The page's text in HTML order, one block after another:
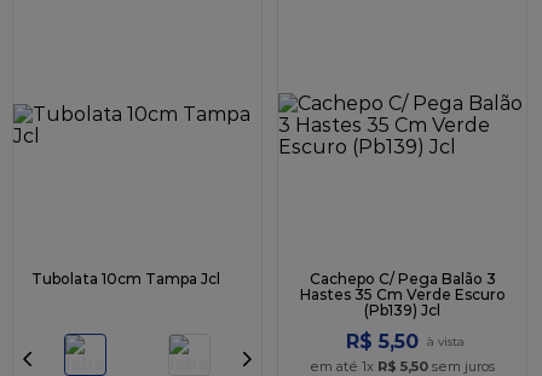
Tubolata 10cm Tampa Jcl
Cachepo C/ Pega Balão 3
Hastes 35 Cm Verde Escuro
(Pb139) Jcl
R$ 5,50
em até 1x R$ 5,50 sem juros
9º
caixa kraft